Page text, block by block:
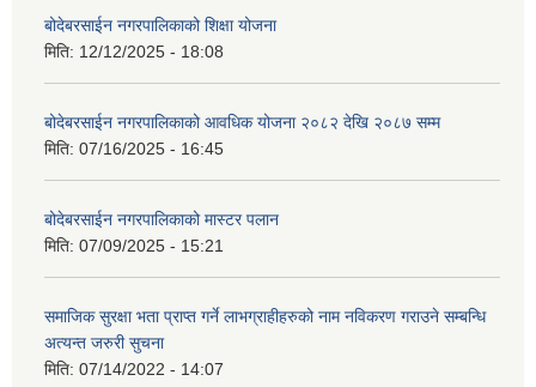
बोदेबरसाईन नगरपालिकाको शिक्षा योजना
मिति: 12/12/2025 - 18:08
बोदेबरसाईन नगरपालिकाको आवधिक योजना २०८२ देखि २०८७ सम्म
मिति: 07/16/2025 - 16:45
बोदेबरसाईन नगरपालिकाको मास्टर पलान
मिति: 07/09/2025 - 15:21
समाजिक सुरक्षा भता प्राप्त गर्ने लाभग्राहीहरुको नाम नविकरण गराउने सम्बन्धि
अत्यन्त जरुरी सुचना
मिति: 07/14/2022 - 14:07